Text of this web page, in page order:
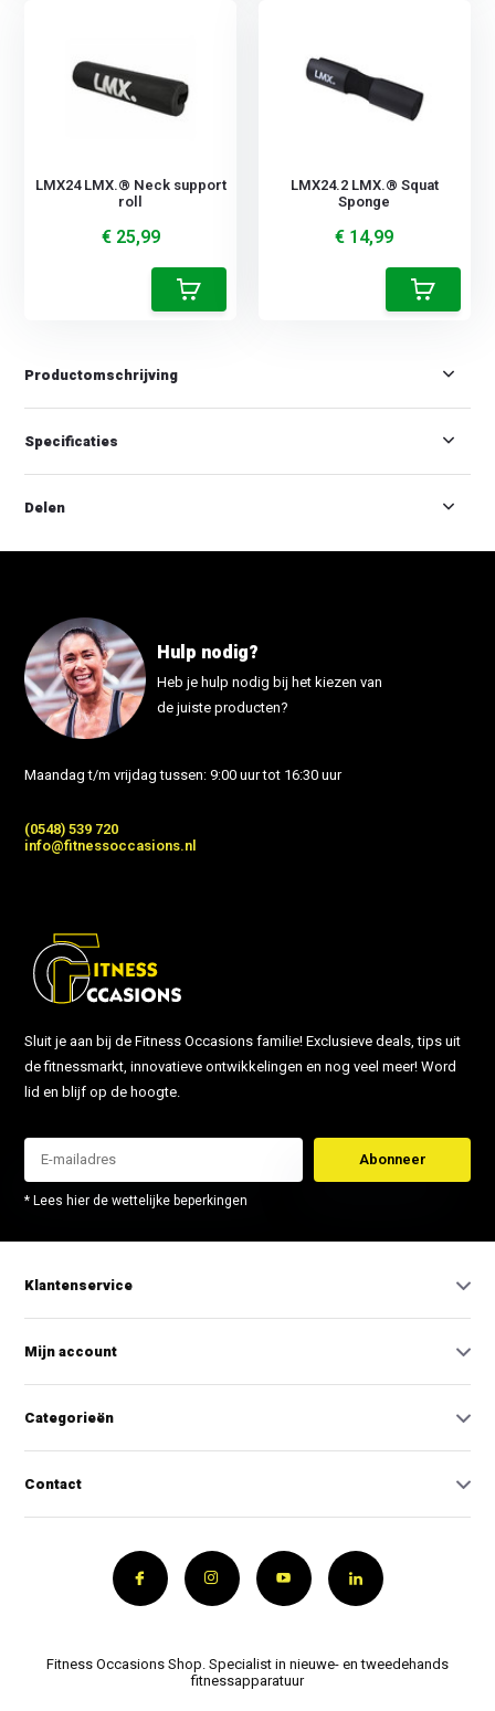
Productomschrijving
LMX24 LMX.® Neck support
roll
€ 25,99
LMX24.2 LMX.® Squat
Sponge
€ 14,99
Specificaties
Delen
Hulp nodig?
Heb je hulp nodig bij het kiezen van
de juiste producten?
Maandag t/m vrijdag tussen: 9:00 uur tot 16:30 uur
(0548) 539 720
info@fitnessoccasions.nl
Sluit je aan bij de Fitness Occasions familie! Exclusieve deals, tips uit
de fitnessmarkt, innovatieve ontwikkelingen en nog veel meer! Word
lid en blijf op de hoogte.
Abonneer
* Lees hier de wettelijke beperkingen
Klantenservice
Mijn account
Categorieën
Contact
Fitness Occasions Shop. Specialist in nieuwe- en tweedehands
fitnessapparatuur